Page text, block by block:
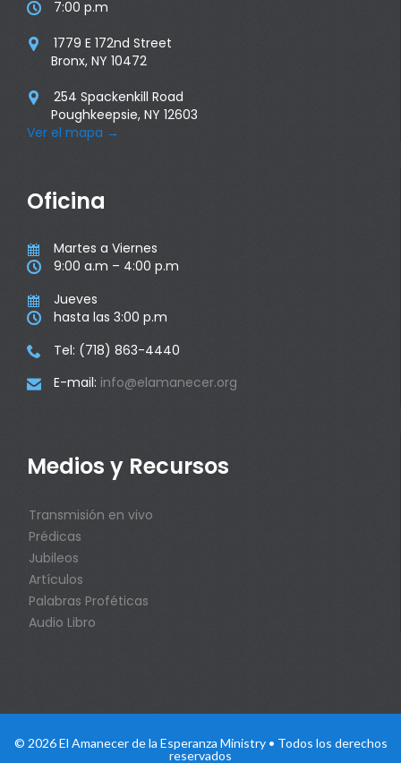
 7:00 p.m

1779 E 172nd Street
Bronx, NY 10472

254 Spackenkill Road
Poughkeepsie, NY 12603
Ver el mapa →
Oficina
 Martes a Viernes
 9:00 a.m – 4:00 p.m
 Jueves
 hasta las 3:00 p.m
 Tel: (718) 863-4440
 E-mail: info@elamanecer.org
Medios y Recursos
Transmisión en vivo
Prédicas
Jubileos
Artículos
Palabras Proféticas
Audio Libro
© 2026 El Amanecer de la Esperanza Ministry • Todos los derechos
reservados